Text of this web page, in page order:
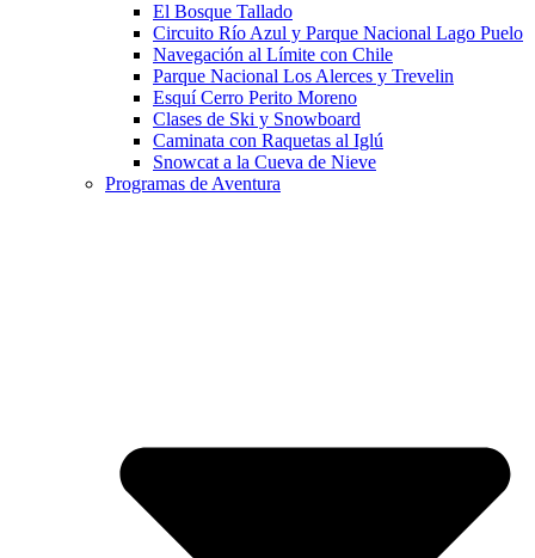
El Bosque Tallado
Circuito Río Azul y Parque Nacional Lago Puelo
Navegación al Límite con Chile
Parque Nacional Los Alerces y Trevelin
Esquí Cerro Perito Moreno
Clases de Ski y Snowboard
Caminata con Raquetas al Iglú
Snowcat a la Cueva de Nieve
Programas de Aventura